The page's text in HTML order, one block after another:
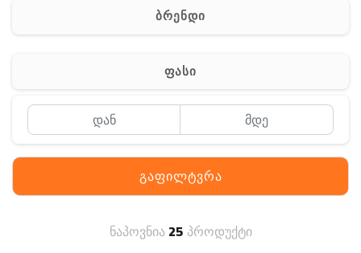
აქსესუარები
Off-Road
ბრენდი
ფასი
გაფილტვრა
ნაპოვნია25 პროდუქტი